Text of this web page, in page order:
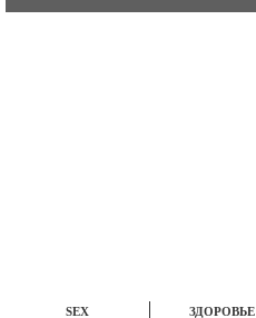
SEX ЗДОРОВЬЕ